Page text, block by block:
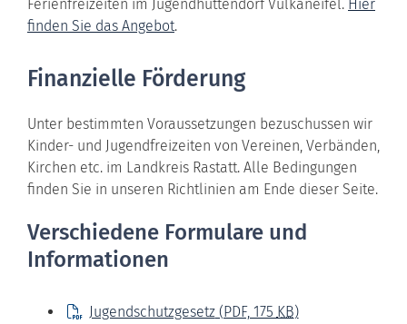
Ferienfreizeiten im Jugendhüttendorf Vulkaneifel. Hier
finden Sie das Angebot.
Finanzielle Förderung
Unter bestimmten Voraussetzungen bezuschussen wir
Kinder- und Jugendfreizeiten von Vereinen, Verbänden,
Kirchen etc. im Landkreis Rastatt. Alle Bedingungen
finden Sie in unseren Richtlinien am Ende dieser Seite.
Verschiedene Formulare und
Informationen
Jugendschutzgesetz(PDF, 175 KB)